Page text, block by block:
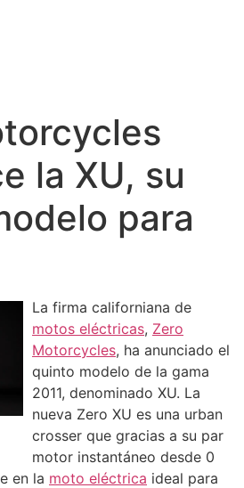
la XU, su
para
La firma californiana de
motos eléctricas, Zero
Motorcycles, ha anunciado el
quinto modelo de la gama
2011, denominado XU. La
nueva Zero XU es una urban
crosser que gracias a su par
motor instantáneo desde 0
en la moto eléctrica ideal para